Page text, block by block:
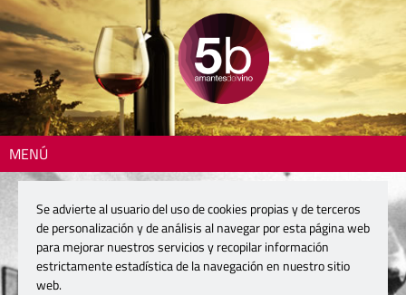
MENÚ
Se advierte al usuario del uso de cookies propias y de terceros
de personalización y de análisis al navegar por esta página web
para mejorar nuestros servicios y recopilar información
estrictamente estadística de la navegación en nuestro sitio
web.